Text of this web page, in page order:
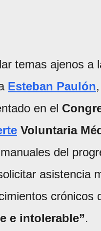
temas ajenos a
Esteban Paulón
en el
Voluntaria
del
asistencia
crónicos
e intolerable”.